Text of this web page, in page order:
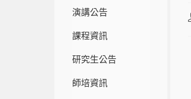
演講公告
課程資訊
研究生公告
師培資訊